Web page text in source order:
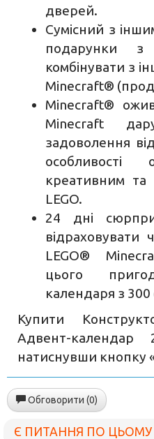
дверей.
Сумісний з
подарунки з
комбінувати з
Minecraft®
Minecraft®
Minecraft
задоволення
особливості
креативним та
LEGO.
24 дні
відраховувати
LEGO®
цього
календаря з 300
Купити
Адвент-
натиснувши кнопку
Обговорити (0)
Є ПИТАННЯ ПО ЦЬОМУ